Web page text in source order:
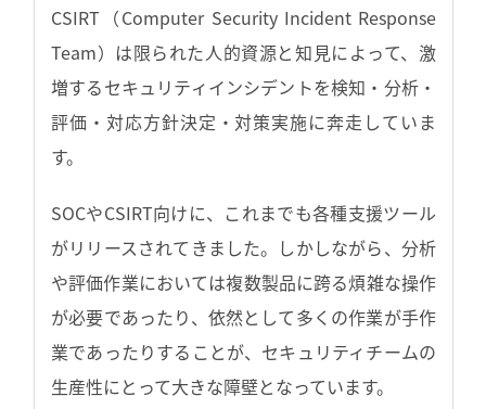
CSIRT（Computer Security Incident Response
Team）は限られた人的資源と知見によって、激
増するセキュリティインシデントを検知・分析・
評価・対応方針決定・対策実施に奔走していま
す。
SOCやCSIRT向けに、これまでも各種支援ツール
がリリースされてきました。しかしながら、分析
や評価作業においては複数製品に跨る煩雑な操作
が必要であったり、依然として多くの作業が手作
業であったりすることが、セキュリティチームの
生産性にとって大きな障壁となっています。